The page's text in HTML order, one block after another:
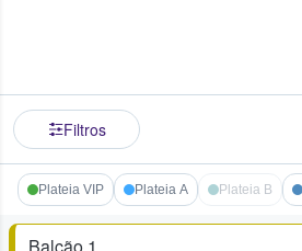
Filtros
Plateia VIP Plateia A Plateia B